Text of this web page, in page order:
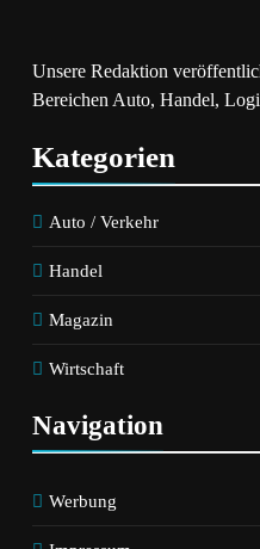
Unsere Redaktion
Bereichen Auto, Handel,
Kategorien
Auto / Verkehr
Handel
Magazin
Wirtschaft
Navigation
Werbung